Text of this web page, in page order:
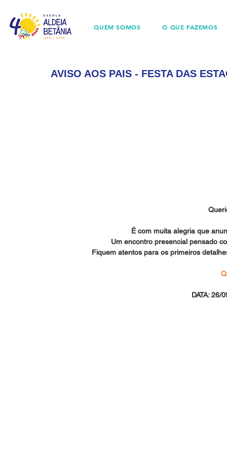
QUEM SOMOS O QUE FAZEMOS
AVISO AOS PAIS - FESTA DAS
É com muita alegria que
Um encontro presencial pensado
Fiquem atentos para os primeiros
DATA: 26/